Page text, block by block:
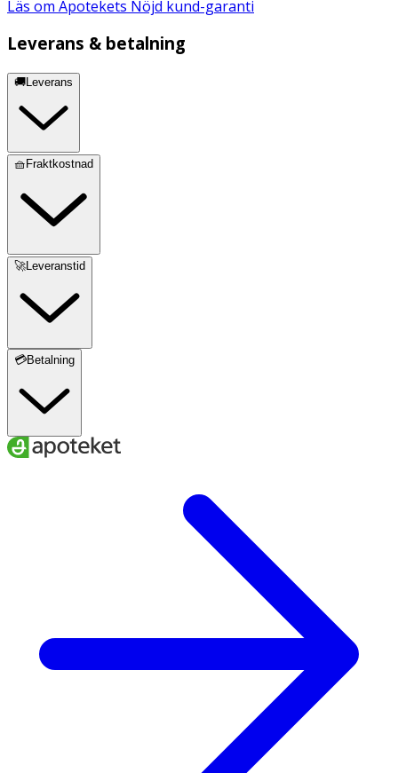
Läs om Apotekets Nöjd kund-garanti
Leverans & betalning
🚚Leverans
🧺Fraktkostnad
🚀Leveranstid
💳Betalning